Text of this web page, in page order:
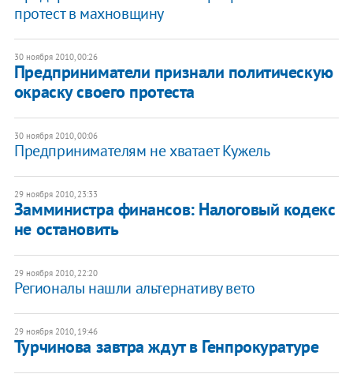
протест в махновщину
30 ноября 2010, 00:26
​Предприниматели признали политическую
окраску своего протеста
30 ноября 2010, 00:06
Предпринимателям не хватает Кужель
29 ноября 2010, 23:33
​Замминистра финансов: Налоговый кодекс
не остановить
29 ноября 2010, 22:20
​Регионалы нашли альтернативу вето
29 ноября 2010, 19:46
​Турчинова завтра ждут в Генпрокуратуре